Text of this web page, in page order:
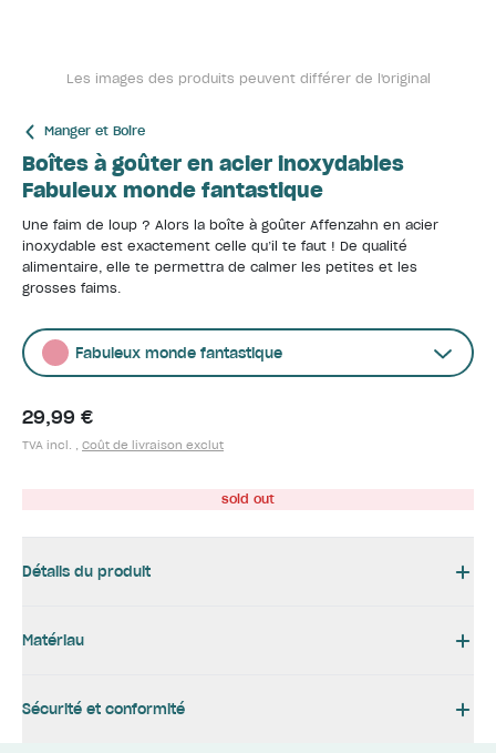
Les images des produits peuvent différer de l'original
Manger et Boire
Boîtes à goûter en acier inoxydables
Fabuleux monde fantastique
Une faim de loup ? Alors la boîte à goûter Affenzahn en acier
inoxydable est exactement celle qu’il te faut ! De qualité
alimentaire, elle te permettra de calmer les petites et les
grosses faims.
Fabuleux monde fantastique
29,99 €
TVA incl. , Coût de livraison exclut
sold out
Détails du produit
Matériau
Sécurité et conformité